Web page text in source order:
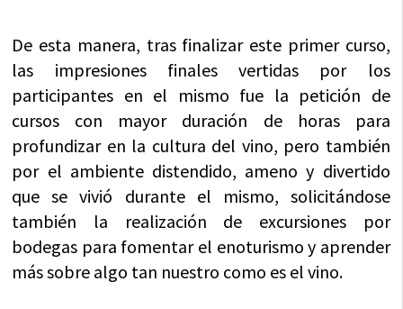
De esta manera, tras finalizar este primer curso,
las impresiones finales vertidas por los
participantes en el mismo fue la petición de
cursos con mayor duración de horas para
profundizar en la cultura del vino, pero también
por el ambiente distendido, ameno y divertido
que se vivió durante el mismo, solicitándose
también la realización de excursiones por
bodegas para fomentar el enoturismo y aprender
más sobre algo tan nuestro como es el vino.